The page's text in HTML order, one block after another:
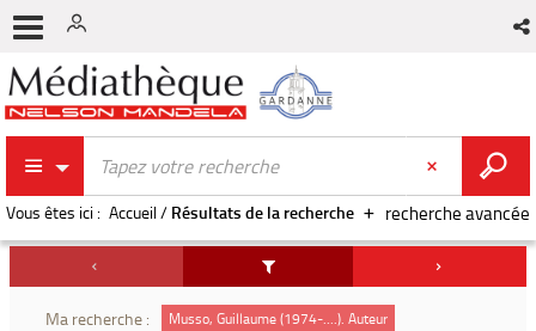
recherche avancée
Vous êtes ici : Accueil/ Résultats de la recherche
Ma recherche : Musso, Guillaume (1974-....). Auteur